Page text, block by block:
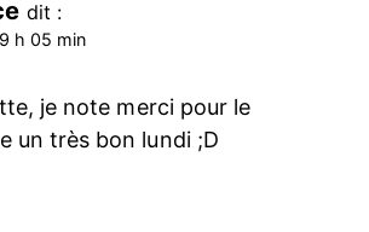
dit :
h 05 min
je note merci pour le
un très bon lundi ;D